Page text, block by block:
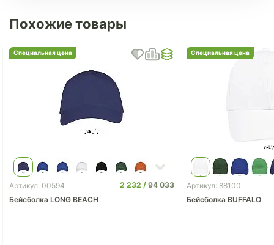
Похожие товары
Специальная цена
Артикул: 00594 2 232
94 033
Бейсболка LONG BEACH
Специальная цена
Артикул: 88100
Бейсболка BUFFALO